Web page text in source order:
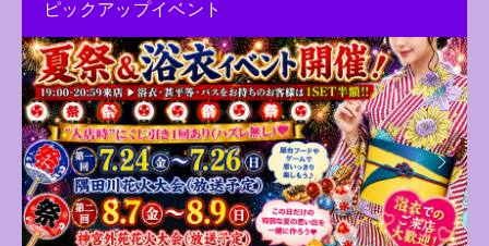
ピックアップイベント